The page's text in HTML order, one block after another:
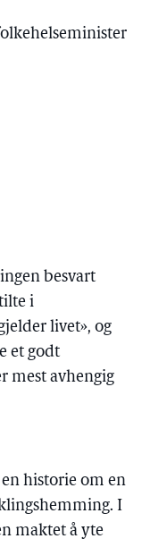
besvart
i
livet», og
et godt
mest avhengig
historie om en
I
maktet å yte